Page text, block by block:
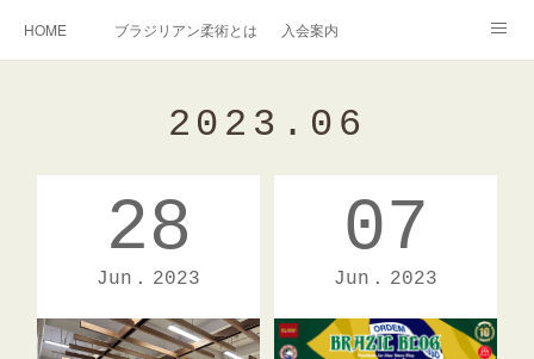
HOME ブラジリアン柔術とは 入会案内
旧ブログ
2023 . 06
28
Jun 2023
07
Jun 2023